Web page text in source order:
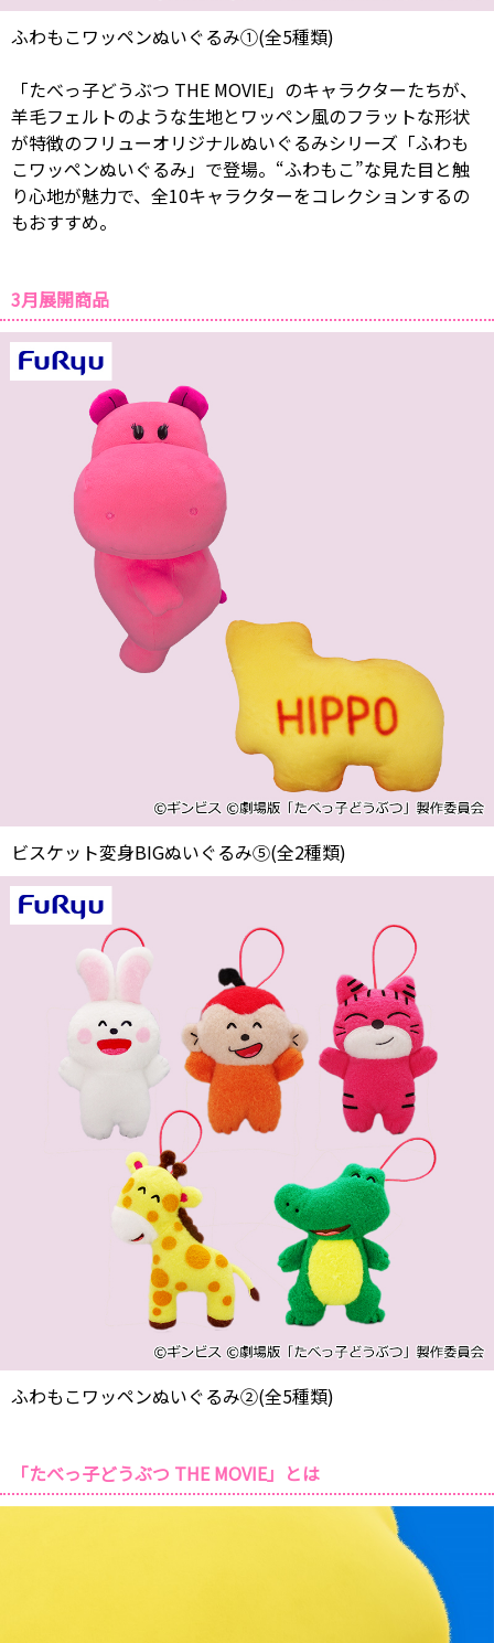
ふわもこワッペンぬいぐるみ①(全5種類)
「たべっ子どうぶつ THE MOVIE」のキャラクターたちが、
羊毛フェルトのような生地とワッペン風のフラットな形状
が特徴のフリューオリジナルぬいぐるみシリーズ「ふわも
こワッペンぬいぐるみ」で登場。“ふわもこ”な見た目と触
り心地が魅力で、全10キャラクターをコレクションするの
もおすすめ。
3月展開商品
ビスケット変身BIGぬいぐるみ⑤(全2種類)
ふわもこワッペンぬいぐるみ②(全5種類)
「たべっ子どうぶつ THE MOVIE」とは